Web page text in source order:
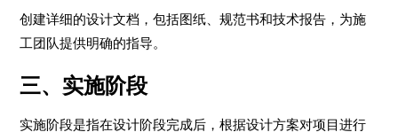
创建详细的设计文档，包括图纸、规范书和技术报告，为施
工团队提供明确的指导。
三、实施阶段
实施阶段是指在设计阶段完成后，根据设计方案对项目进行